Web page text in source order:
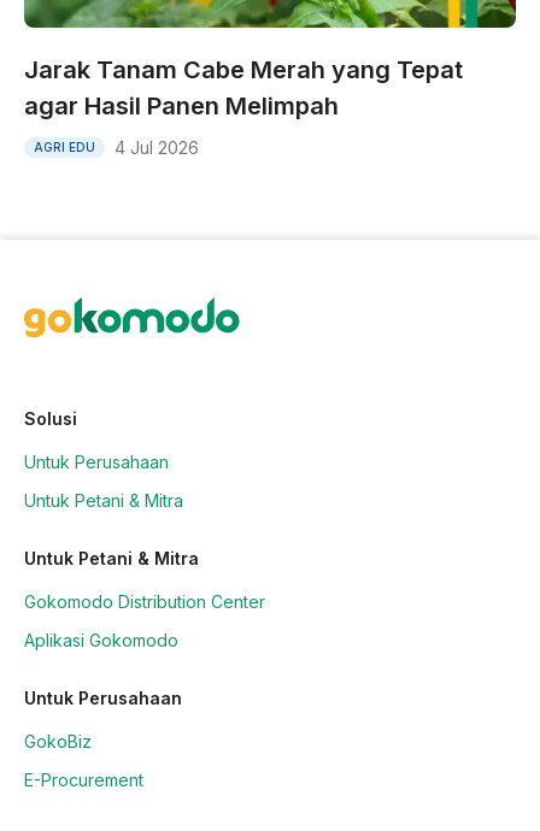
Jarak Tanam Cabe Merah yang Tepat
agar Hasil Panen Melimpah
AGRI EDU 4 Jul 2026
Solusi
Untuk Perusahaan
Untuk Petani & Mitra
Untuk Petani & Mitra
Gokomodo Distribution Center
Aplikasi Gokomodo
Untuk Perusahaan
GokoBiz
E-Procurement